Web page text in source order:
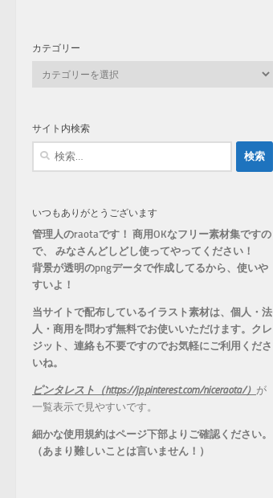
カテゴリー
ー
サイト内検索
いつもありがとうございます
管理人のraotaです！ 商用OKなフリー素材集ですの
で、 みなさんどしどし使ってやってください！
背景が透明のpngデータで作成してるから、 使いや
すいよ！
当サイトで配布しているイラスト素材は、個人・法
人・商用を問わず無料でお使いいただけます。 クレ
ジット、連絡も不要ですのでお気軽にご利用くださ
いね。
ピンタレスト（https://jp.pinterest.com/niceraota/） が
一覧表示で見やすいです。
細かな使用規約はページ下部よりご確認ください。
（あまり難しいことは言いません！）